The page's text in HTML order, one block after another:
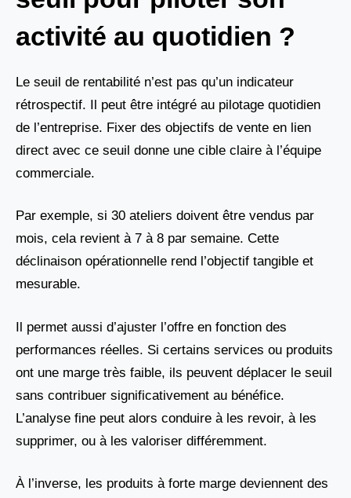
activité au quotidien ?
Le seuil de rentabilité n’est pas qu’un indicateur
rétrospectif. Il peut être intégré au pilotage quotidien
de l’entreprise. Fixer des objectifs de vente en lien
direct avec ce seuil donne une cible claire à l’équipe
commerciale.
Par exemple, si 30 ateliers doivent être vendus par
mois, cela revient à 7 à 8 par semaine. Cette
déclinaison opérationnelle rend l’objectif tangible et
mesurable.
Il permet aussi d’ajuster l’offre en fonction des
performances réelles. Si certains services ou produits
ont une marge très faible, ils peuvent déplacer le seuil
sans contribuer significativement au bénéfice.
L’analyse fine peut alors conduire à les revoir, à les
supprimer, ou à les valoriser différemment.
À l’inverse, les produits à forte marge deviennent des